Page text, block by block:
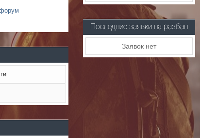
Последние заявки на разбан
Заявок нет